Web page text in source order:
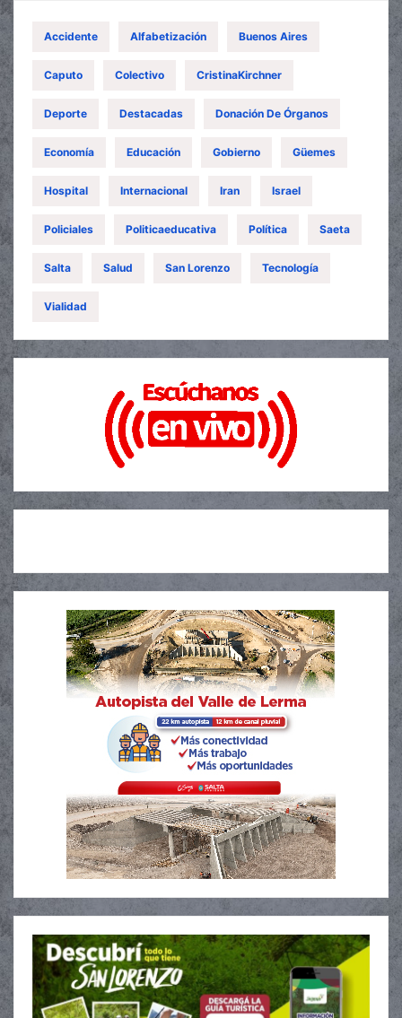
Accidente Alfabetización Buenos Aires
Caputo Colectivo CristinaKirchner
Deporte Destacadas Donación De Órganos
Economía Educación Gobierno Güemes
Hospital Internacional Iran Israel
Policiales Politicaeducativa Política Saeta
Salta Salud San Lorenzo Tecnología
Vialidad